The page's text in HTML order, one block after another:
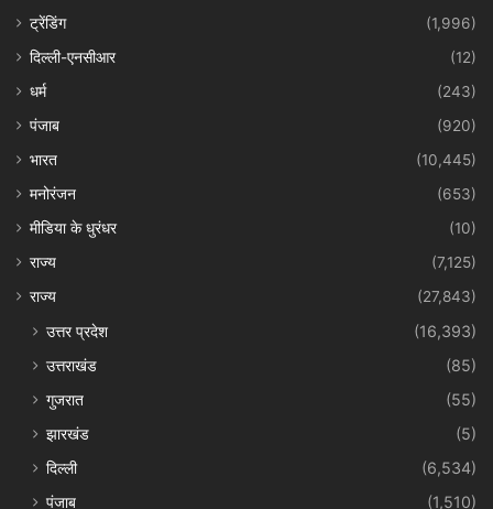
ट्रेंडिंग
(1,996)
दिल्ली-एनसीआर
(12)
धर्म
(243)
पंजाब
(920)
भारत
(10,445)
मनोरंजन
(653)
मीडिया के धुरंधर
(10)
राज्य
(7,125)
राज्य
(27,843)
उत्तर प्रदेश
(16,393)
उत्तराखंड
(85)
गुजरात
(55)
झारखंड
(5)
दिल्ली
(6,534)
पंजाब
(1,510)